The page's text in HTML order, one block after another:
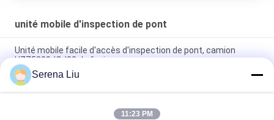
unité mobile d'inspection de pont
Unité mobile facile d'accès d'inspection de pont, camion
HZZ5320JQJ22 de fouineur
Plates-formes de dessous haut efficaces d'Access de pont
avec la commande hydrostatique VOLVO 8x4
Serena Liu
11:23 PM